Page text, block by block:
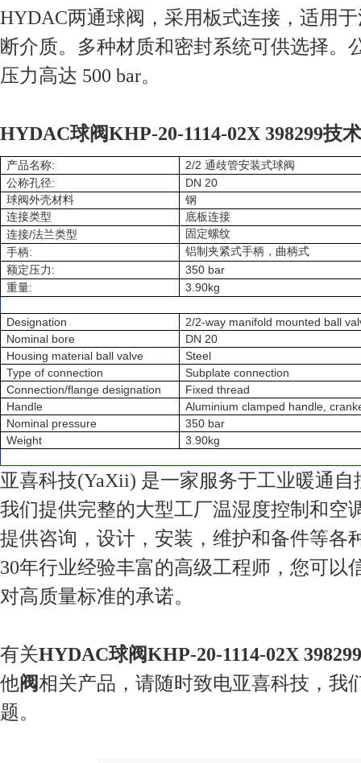
HYDAC两通球阀，采用板式连接，适用
断介质。多种材质和密封系统可供选择。
压力高达 500 bar。
HYDAC球阀KHP-20-1114-02X 398299技
产品名称: 2/2 通歧管安装式球阀
公称孔径: DN 20
球阀外壳材料
钢
连接类型
底板连接
连接/法兰类型
固定螺纹
手柄:
铝制夹紧式手柄，曲柄式
额定压力 : 350 bar
重量: 3.90kg
Designation
2/2-way manifold mounted ball
Nominal bore
DN 20
Housing material ball valve
Steel
Type of connection
Subplate connection
Connection/flange designation
Fixed thread
Handle
Aluminium clamped handle,
Nominal pressure
350 bar
Weight
3.90kg
亚喜科技(YaXii) 是一家服务于工业暖通自
我们提供完整的大型工厂温湿度控制和空
提供咨询，设计，安装，维护和备件等各
30年行业经验丰富的高级工程师，您可以
对高质量标准的承诺。
有关HYDAC球阀KHP-20-1114-02X 398299
他阀相关产品，请随时致电亚喜科技，我
题。